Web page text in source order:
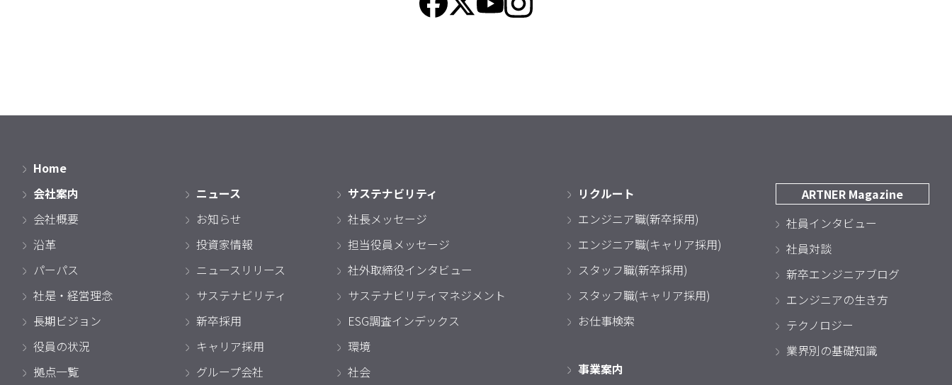
Home
会社案内
会社概要
沿革
パーパス
社是・経営理念
長期ビジョン
役員の状況
拠点一覧
ニュース
お知らせ
投資家情報
ニュースリリース
サステナビリティ
新卒採用
キャリア採用
グループ会社
サステナビリティ
社長メッセージ
担当役員メッセージ
社外取締役インタビュー
サステナビリティマネジメント
ESG調査インデックス
環境
社会
リクルート
エンジニア職(新卒採用)
エンジニア職(キャリア採用)
スタッフ職(新卒採用)
スタッフ職(キャリア採用)
お仕事検索
事業案内
ARTNER Magazine
社員インタビュー
社員対談
新卒エンジニアブログ
エンジニアの生き方
テクノロジー
業界別の基礎知識